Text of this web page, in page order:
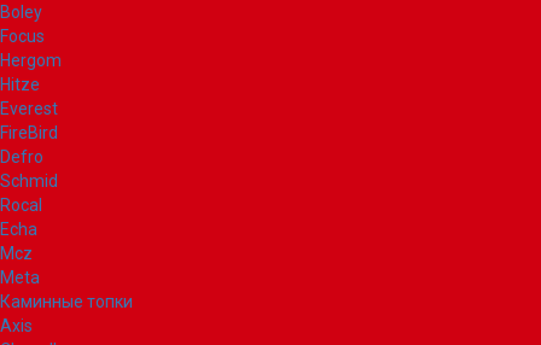
Boley
Focus
Hergom
Hitze
Everest
FireBird
Defro
Schmid
Rocal
Echa
Mcz
Meta
Каминные топки
Axis